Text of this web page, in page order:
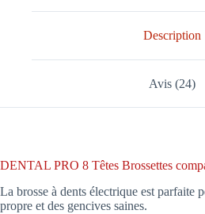
Description
Avis (24)
DENTAL PRO 8 Têtes Brossettes
La brosse à dents électrique est parfaite
propre et des gencives saines.